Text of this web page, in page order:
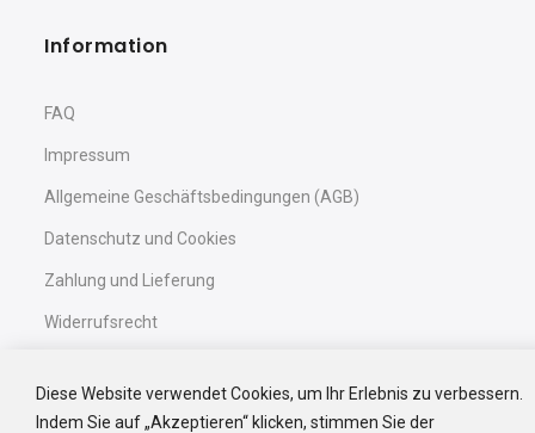
Information
FAQ
Impressum
Allgemeine Geschäftsbedingungen (AGB)
Datenschutz und Cookies
Zahlung und Lieferung
Widerrufsrecht
Black Friday
Diese Website verwendet Cookies, um Ihr Erlebnis zu verbessern.
Indem Sie auf „Akzeptieren“ klicken, stimmen Sie der